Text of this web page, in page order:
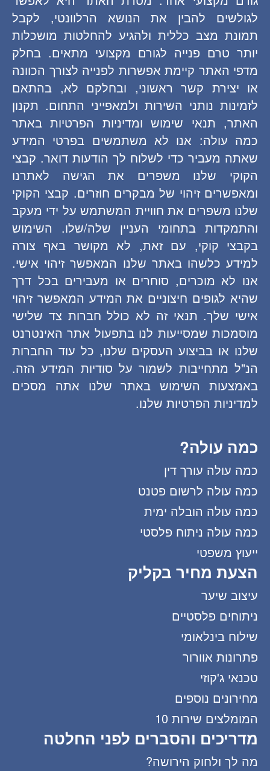
לגולשים להבין את הנושא הרלוונטי, לקבל
תמונת מצב כללית ולהגיע להחלטות מושכלות
יותר טרם פנייה לגורם מקצועי מתאים. בחלק
מדפי האתר קיימת אפשרות לפנייה לצורך הכוונה
או יצירת קשר ראשוני, ובחלקם לא, בהתאם
לזמינות נותני השירות ולמאפייני התחום. תקנון
האתר, תנאי שימוש ומדיניות הפרטיות באתר
כמה עולה: אנו לא משתמשים בפרטי המידע
שאתה מעביר כדי לשלוח לך הודעות דואר. קבצי
הקוקי שלנו משפרים את הגישה לאתרנו
ומאפשרים זיהוי של מבקרים חוזרים. קבצי הקוקי
שלנו משפרים את חוויית המשתמש על ידי מעקב
והתמקדות בתחומי העניין שלה/שלו. השימוש
בקבצי קוקי, עם זאת, לא מקושר באף צורה
למידע כלשהו באתר שלנו המאפשר זיהוי אישי.
אנו לא מוכרים, סוחרים או מעבירים בכל דרך
שהיא לגופים חיצוניים את המידע המאפשר זיהוי
אישי שלך. תנאי זה לא כולל חברות צד שלישי
מוסמכות שמסייעות לנו בתפעול אתר האינטרנט
שלנו או בביצוע העסקים שלנו, כל עוד החברות
הנ"ל מתחייבות לשמור על סודיות המידע הזה.
באמצעות השימוש באתר שלנו אתה מסכים
למדיניות הפרטיות שלנו.
כמה עולה?
כמה עולה עורך דין
כמה עולה לרשום פטנט
כמה עולה הובלה ימית
כמה עולה ניתוח פלסטי
ייעוץ משפטי
הצעת מחיר בקליק
עיצוב שיער
ניתוחים פלסטיים
שילוח בינלאומי
פתרונות אוורור
טכנאי ג'קוזי
מחירונים נוספים
המומלצים שירות 10
מדריכים והסברים לפני החלטה
מה לך ולחוק הירושה?